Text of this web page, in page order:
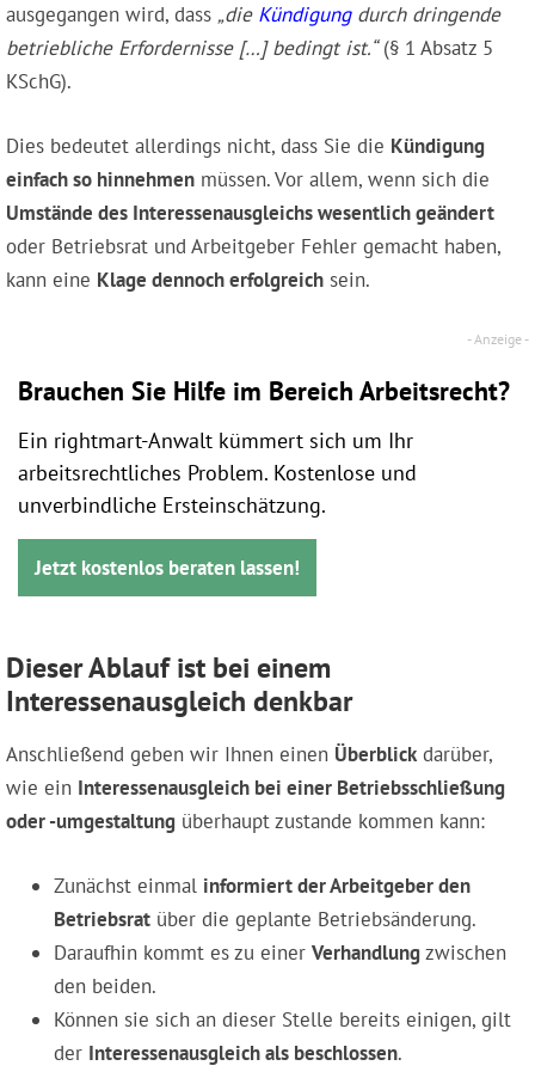
ausgegangen wird, dass „die Kündigungdurch dringende
betriebliche Erfordernisse […] bedingt ist.“(§ 1 Absatz 5
KSchG).
Dies bedeutet allerdings nicht, dass Sie die Kündigung
einfach so hinnehmen müssen. Vor allem, wenn sich die
Umstände des Interessenausgleichs wesentlich geändert
oder Betriebsrat und Arbeitgeber Fehler gemacht haben,
kann eine Klage dennoch erfolgreich sein.
Brauchen Sie Hilfe im Bereich Arbeitsrecht?
Ein rightmart-Anwalt kümmert sich um Ihr
arbeitsrechtliches Problem. Kostenlose und
unverbindliche Ersteinschätzung.
Jetzt kostenlos beraten lassen!
Dieser Ablauf ist bei einem
Interessenausgleich denkbar
Anschließend geben wir Ihnen einen Überblickdarüber,
wie ein Interessenausgleich bei einer Betriebsschließung
oder -umgestaltung überhaupt zustande kommen kann:
Zunächst einmal informiert der Arbeitgeber den
Betriebsrat über die geplante Betriebsänderung.
Daraufhin kommt es zu einer Verhandlungzwischen
den beiden.
Können sie sich an dieser Stelle bereits einigen, gilt
der Interessenausgleich als beschlossen.